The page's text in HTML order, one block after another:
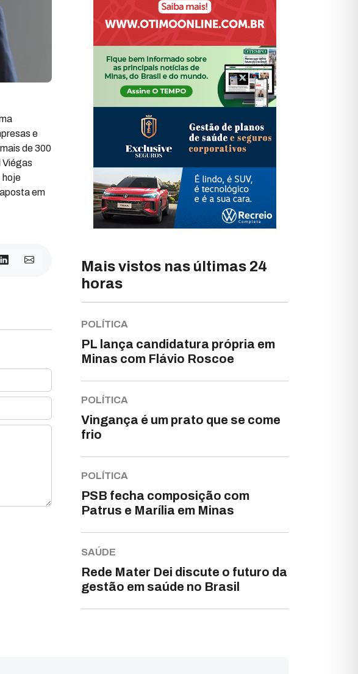
e
de 300
Viégas
hoje
em
Mais vistos nas últimas 24
horas
POLÍTICA
PL lança candidatura própria em
Minas com Flávio Roscoe
POLÍTICA
Vingança é um prato que se come
frio
POLÍTICA
PSB fecha composição com
Patrus e Marília em Minas
SAÚDE
Rede Mater Dei discute o futuro da
gestão em saúde no Brasil